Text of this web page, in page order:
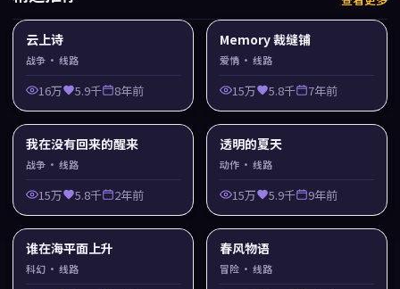
云上诗
战争 · 线路
16万 5.9千 8年前
Memory 裁缝铺
爱情 · 线路
15万 5.8千 7年前
我在没有回来的醒来
战争 · 线路
15万 5.8千 2年前
透明的夏天
动作 · 线路
15万 5.9千 9年前
谁在海平面上升
科幻 · 线路
春风物语
冒险 · 线路